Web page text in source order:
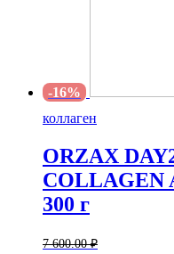
-16%
коллаген
ORZAX
COLLAGEN
300 г
7 600.00₽